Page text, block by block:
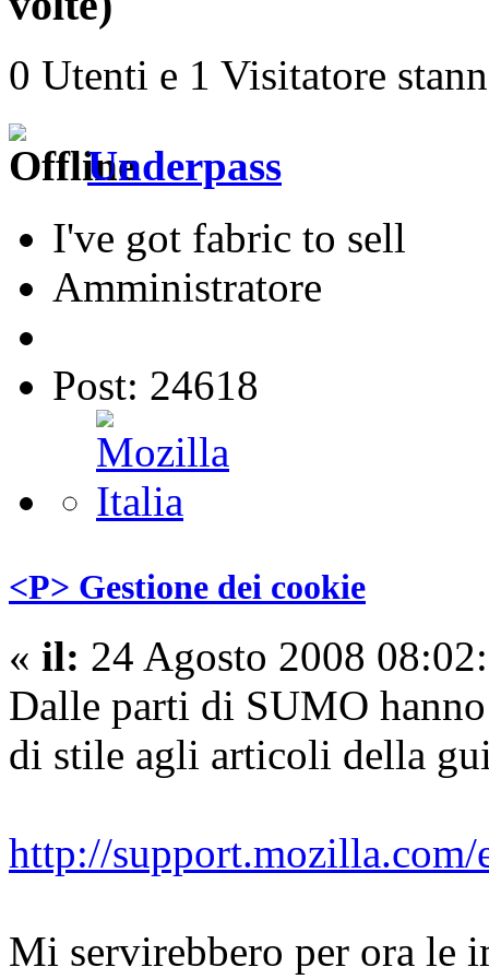
0 Utenti e 1 Visitatore
Underpass
I've got fabric to sell
Amministratore
Post: 24618
<P> Gestione dei cookie
« il: 24 Agosto 2008
Dalle parti di SUMO
di stile agli articoli della
http://
Mi servirebbero per ora le